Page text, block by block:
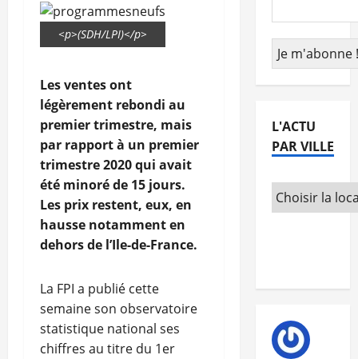
<p>(SDH/LPI)</p>
Les ventes ont
légèrement rebondi au
premier trimestre, mais
par rapport à un premier
trimestre 2020 qui avait
été minoré de 15 jours.
Les prix restent, eux, en
hausse notamment en
dehors de l’Ile-de-France.
La FPI a publié cette
semaine son observatoire
statistique national ses
chiffres au titre du 1er
L'ACTU
PAR VILLE